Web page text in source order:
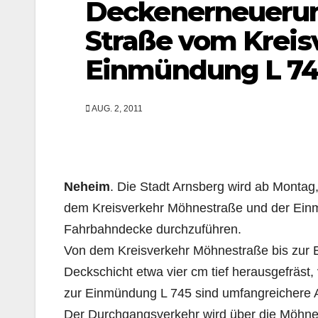
Straße vom
Einmündung L
AUG. 2, 2011
Neheim. Die Stadt Arnsberg wird ab
dem Kreisverkehr Möhnestraße und der
Fahrbahndecke durchzuführen.
Von dem Kreisverkehr Möhnestraße bis
Deckschicht etwa vier cm tief
zur Einmündung L 745 sind
Der Durchgangsverkehr wird über die